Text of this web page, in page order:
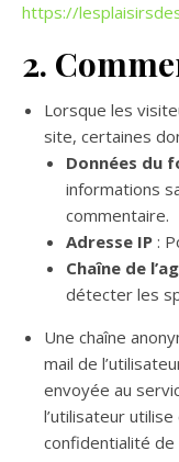
https://
2.
Lorsque les
site, certaines
Données du
informations
commentaire.
Adresse IP :
Chaîne de
détecter les
Une chaîne
mail de
envoyée au
l’utilisateur
confidentialité